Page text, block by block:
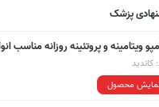
پزشک
ویتامینه و پروتئینه روزانه مناسب
کاندید
محصول